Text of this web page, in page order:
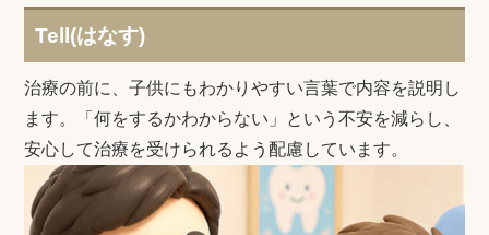
Tell(はなす)
治療の前に、子供にもわかりやすい言葉で内容を説明し
ます。「何をするかわからない」という不安を減らし、
安心して治療を受けられるよう配慮しています。